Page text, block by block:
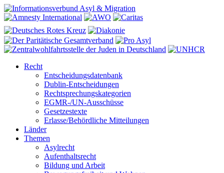
Recht
Entscheidungsdatenbank
Dublin-Entscheidungen
Rechtsprechungskategorien
EGMR-/UN-Ausschüsse
Gesetzestexte
Erlasse/Behördliche Mitteilungen
Länder
Themen
Asylrecht
Aufenthaltsrecht
Bildung und Arbeit